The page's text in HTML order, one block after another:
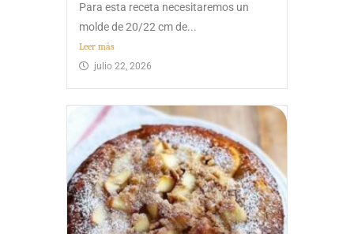
Para esta receta necesitaremos un
molde de 20/22 cm de...
Leer más
julio 22, 2026